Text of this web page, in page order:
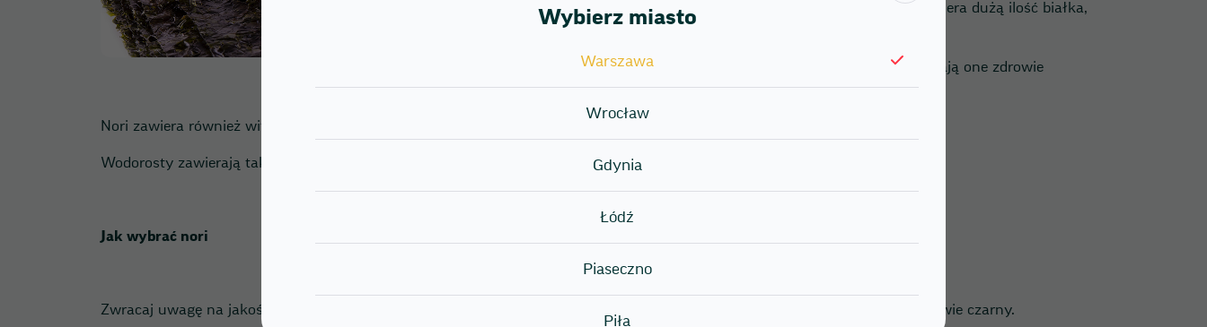
Wybierz miasto
Warszawa
Wrocław
Gdynia
Łódź
Piaseczno
Piła
Wodorosty nori to nie tylko smaczny składnik, ale także bardzo zdrowy! Nori zawiera dużą ilość białka,
które jest niezwykle ważne dla utrzymania i odbudowy komórek organizmu.
Ponadto, nori jest bogate w minerały! Takie jak jod, żelazo, magnez i inne. Wspierają one zdrowie
tarczycy.
Nori zawiera również witaminy: B1, B2, B12, A, C i E. Są one niezbędne do wzmocnienia odporności człowieka.
Wodorosty zawierają także antyoksydanty, które zwalczają procesy starzenia organizmu!
Jak wybrać nori
Zwracaj uwagę na jakość liści. Liście powinny być bez uszkodzeń i mieć jednolity kolor. Kolor powinien być ciemnozielony, prawie czarny.